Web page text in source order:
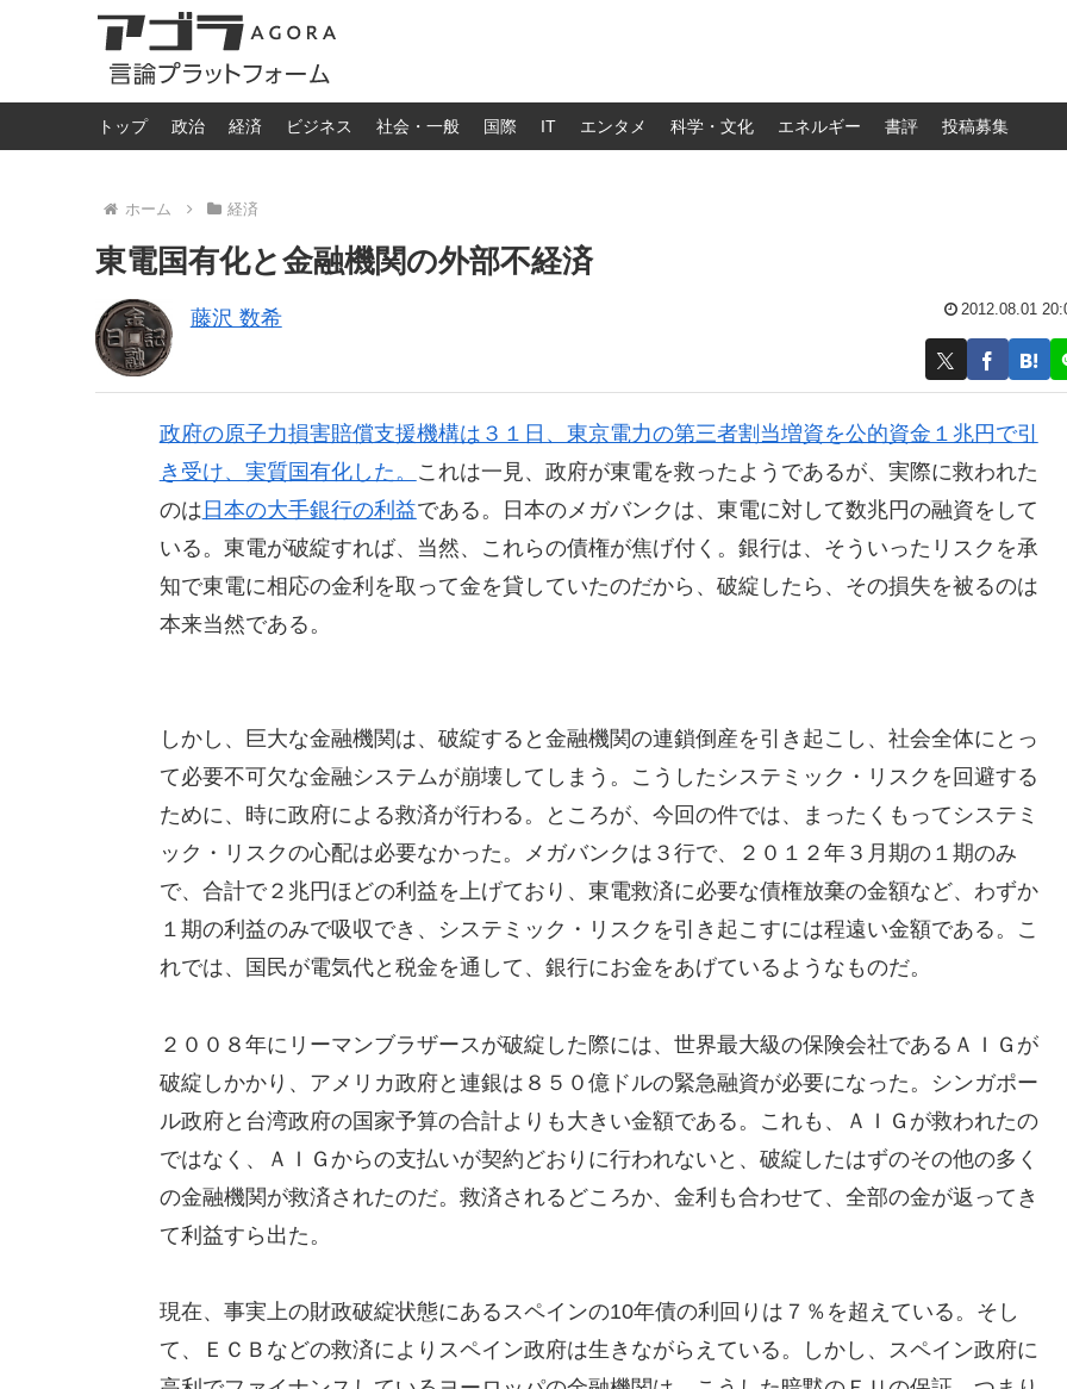
トップ 政治 経済 ビジネス 社会・一般 国際 IT エンタメ 科学・文化 エネルギー 書評 投稿募集
ホーム 経済
東電国有化と金融機関の外部不経済
藤沢 数希 2012.08.01
政府の原子力損害賠償支援機構は３１日、東京電力の第三者割当増資を公的資金１兆円で引
き受け、実質国有化した。
これは一見、政府が東電を救ったようであるが、実際に救われた
のは 日本の大手銀行の利益である。日本のメガバンクは、東電に対して数兆円の融資をして
いる。東電が破綻すれば、当然、これらの債権が焦げ付く。銀行は、そういったリスクを承
知で東電に相応の金利を取って金を貸していたのだから、破綻したら、その損失を被るのは
本来当然である。
しかし、巨大な金融機関は、破綻すると金融機関の連鎖倒産を引き起こし、社会全体にとっ
て必要不可欠な金融システムが崩壊してしまう。こうしたシステミック・リスクを回避する
ために、時に政府による救済が行わる。ところが、今回の件では、まったくもってシステミ
ック・リスクの心配は必要なかった。メガバンクは３行で、２０１２年３月期の１期のみ
で、合計で２兆円ほどの利益を上げており、東電救済に必要な債権放棄の金額など、わずか
１期の利益のみで吸収でき、システミック・リスクを引き起こすには程遠い金額である。こ
れでは、国民が電気代と税金を通して、銀行にお金をあげているようなものだ。
２００８年にリーマンブラザースが破綻した際には、世界最大級の保険会社であるＡＩＧが
破綻しかかり、アメリカ政府と連銀は８５０億ドルの緊急融資が必要になった。シンガポー
ル政府と台湾政府の国家予算の合計よりも大きい金額である。これも、ＡＩＧが救われたの
ではなく、ＡＩＧからの支払いが契約どおりに行われないと、破綻したはずのその他の多く
の金融機関が救済されたのだ。救済されるどころか、金利も合わせて、全部の金が返ってき
て利益すら出た。
現在、事実上の財政破綻状態にあるスペインの10年債の利回りは７％を超えている。そし
て、ＥＣＢなどの救済によりスペイン政府は生きながらえている。しかし、スペイン政府に